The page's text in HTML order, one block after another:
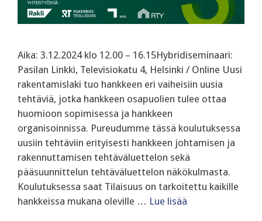
Aika: 3.12.2024 klo 12.00 – 16.15Hybridiseminaari:
Pasilan Linkki, Televisiokatu 4, Helsinki / Online Uusi
rakentamislaki tuo hankkeen eri vaiheisiin uusia
tehtäviä, jotka hankkeen osapuolien tulee ottaa
huomioon sopimisessa ja hankkeen
organisoinnissa. Pureudumme tässä koulutuksessa
uusiin tehtäviin erityisesti hankkeen johtamisen ja
rakennuttamisen tehtäväluettelon sekä
pääsuunnittelun tehtäväluettelon näkökulmasta.
‍Koulutuksessa saat Tilaisuus on tarkoitettu kaikille
hankkeissa mukana oleville … Lue lisää